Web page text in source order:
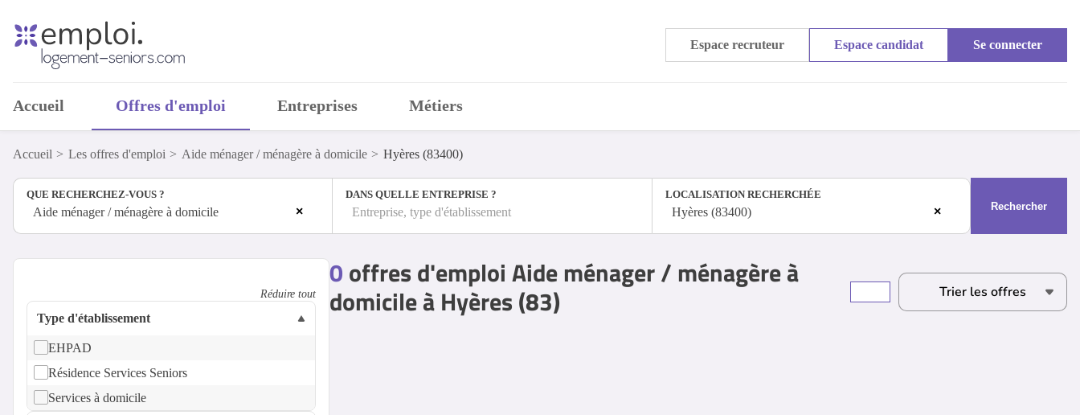
Espace recruteur Espace candidat Se connecter
Accueil Offres d'emploi Entreprises Métiers
Accueil Les offres d'emploi Aide ménager / ménagère à domicile Hyères (83400)
QUE RECHERCHEZ-VOUS ?
×
Aide ménager / ménagère à domicile
DANS QUELLE ENTREPRISE ?
Entreprise, type d'établissement
LOCALISATION RECHERCHÉE
×
Hyères (83400) Rechercher
0offres d'emploi Aide ménager / ménagère à
domicile à Hyères (83)
Réduire tout
Type d'établissement
EHPAD
Résidence Services Seniors
Services à domicile